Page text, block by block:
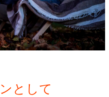
として